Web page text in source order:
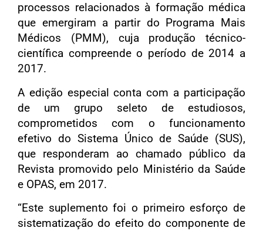
processos relacionados à formação médica
que emergiram a partir do Programa Mais
Médicos (PMM), cuja produção técnico-
científica compreende o período de 2014 a
2017.
A edição especial conta com a participação
de um grupo seleto de estudiosos,
comprometidos com o funcionamento
efetivo do Sistema Único de Saúde (SUS),
que responderam ao chamado público da
Revista promovido pelo Ministério da Saúde
e OPAS, em 2017.
“Este suplemento foi o primeiro esforço de
sistematização do efeito do componente de